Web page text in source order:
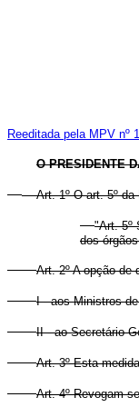
Reeditada pela MPV nº
O PRESIDENTE
Art. 1º O art. 5º da
"Art. 5º
dos
Art. 2º A opção de
I - aos Ministros
II - ao Secretário-
Art. 3º Esta
Art. 4º Revogam-